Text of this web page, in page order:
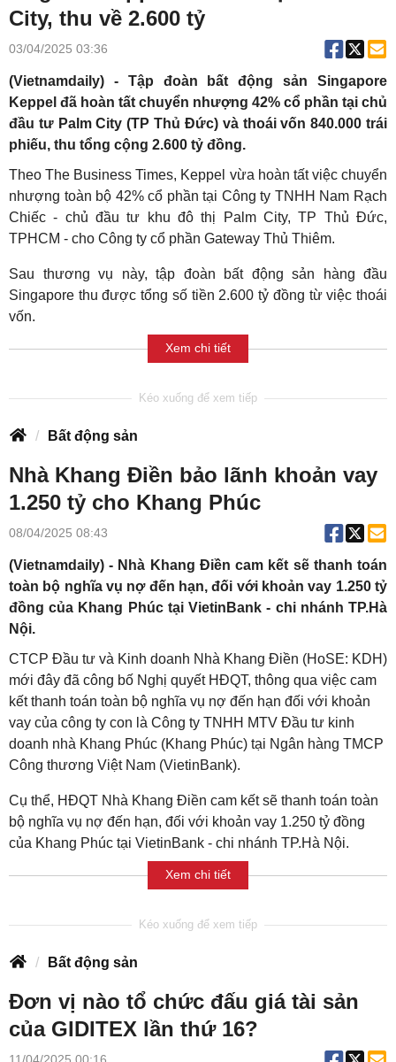
City, thu về 2.600 tỷ
03/04/2025 03:36
(Vietnamdaily) - Tập đoàn bất động sản Singapore
Keppel đã hoàn tất chuyển nhượng 42% cổ phần tại chủ
đầu tư Palm City (TP Thủ Đức) và thoái vốn 840.000 trái
phiếu, thu tổng cộng 2.600 tỷ đồng.
Theo The Business Times, Keppel vừa hoàn tất việc chuyển
nhượng toàn bộ 42% cổ phần tại Công ty TNHH Nam Rạch
Chiếc - chủ đầu tư khu đô thị Palm City, TP Thủ Đức,
TPHCM - cho Công ty cổ phần Gateway Thủ Thiêm.
Sau thương vụ này, tập đoàn bất động sản hàng đầu
Singapore thu được tổng số tiền 2.600 tỷ đồng từ việc thoái
vốn.
Xem chi tiết
Bất động sản
Nhà Khang Điền bảo lãnh khoản vay
1.250 tỷ cho Khang Phúc
08/04/2025 08:43
(Vietnamdaily) - Nhà Khang Điền cam kết sẽ thanh toán
toàn bộ nghĩa vụ nợ đến hạn, đối với khoản vay 1.250 tỷ
đồng của Khang Phúc tại VietinBank - chi nhánh TP.Hà
Nội.
CTCP Đầu tư và Kinh doanh Nhà Khang Điền (HoSE: KDH)
mới đây đã công bố Nghị quyết HĐQT, thông qua việc cam
kết thanh toán toàn bộ nghĩa vụ nợ đến hạn đối với khoản
vay của công ty con là Công ty TNHH MTV Đầu tư kinh
doanh nhà Khang Phúc (Khang Phúc) tại Ngân hàng TMCP
Công thương Việt Nam (VietinBank).
Cụ thể, HĐQT Nhà Khang Điền cam kết sẽ thanh toán toàn
bộ nghĩa vụ nợ đến hạn, đối với khoản vay 1.250 tỷ đồng
của Khang Phúc tại VietinBank - chi nhánh TP.Hà Nội.
Xem chi tiết
Bất động sản
Đơn vị nào tổ chức đấu giá tài sản
của GIDITEX lần thứ 16?